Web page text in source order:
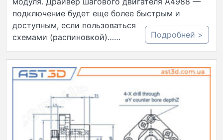
подключение будет еще более быстрым и
доступным, если пользоваться готовыми
схемами (распиновкой)……
Подробней >